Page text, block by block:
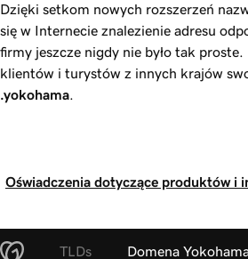
Dzięki setkom nowych rozszerzeń
się w Internecie znalezienie adresu
firmy jeszcze nigdy nie było tak
klientów i turystów z innych krajów
.yokohama
Oświadczenia dotyczące produktów i
TLDs Domena